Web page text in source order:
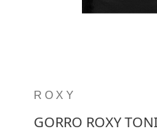
ROXY
GORRO ROXY